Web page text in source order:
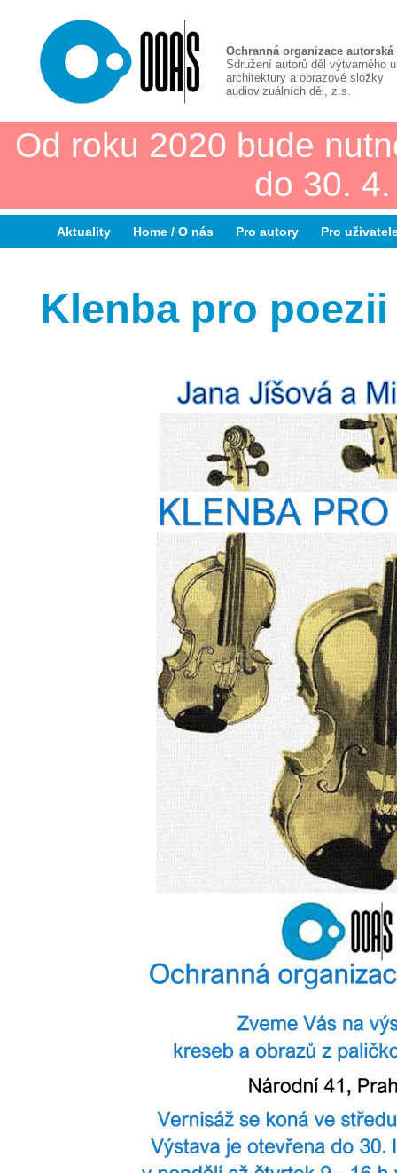
Ochranná organizace autorská
Sdružení autorů děl výtvarného
architektury a obrazové složky
audiovizuálních děl, z.s.
Od roku 2020 bude
do 30.
Aktuality Home / O nás Pro autory Pro
Klenba pro poezii